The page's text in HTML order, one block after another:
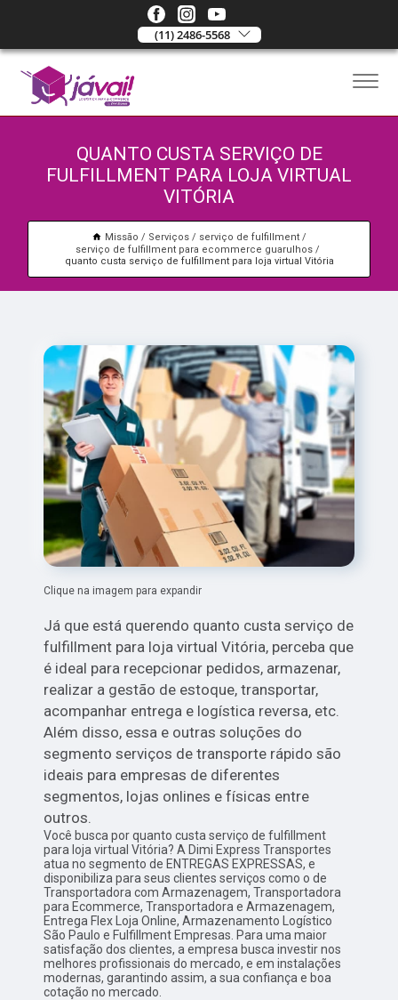
(11) 2486-5568
QUANTO CUSTA SERVIÇO DE
FULFILLMENT PARA LOJA VIRTUAL
VITÓRIA
Missão Serviços
serviço de fulfillment
serviço de fulfillment para ecommerce guarulhos
quanto custa serviço de fulfillment para loja virtual Vitória
Clique na imagem para expandir
Já que está querendo quanto custa serviço de
fulfillment para loja virtual Vitória, perceba que
é ideal para recepcionar pedidos, armazenar,
realizar a gestão de estoque, transportar,
acompanhar entrega e logística reversa, etc.
Além disso, essa e outras soluções do
segmento serviços de transporte rápido são
ideais para empresas de diferentes
segmentos, lojas onlines e físicas entre
outros.
Você busca por quanto custa serviço de fulfillment
para loja virtual Vitória? A Dimi Express Transportes
atua no segmento de ENTREGAS EXPRESSAS, e
disponibiliza para seus clientes serviços como o de
Transportadora com Armazenagem, Transportadora
para Ecommerce, Transportadora e Armazenagem,
Entrega Flex Loja Online, Armazenamento Logístico
São Paulo e Fulfillment Empresas. Para uma maior
satisfação dos clientes, a empresa busca investir nos
melhores profissionais do mercado, e em instalações
modernas, garantindo assim, a sua confiança e boa
cotação no mercado.